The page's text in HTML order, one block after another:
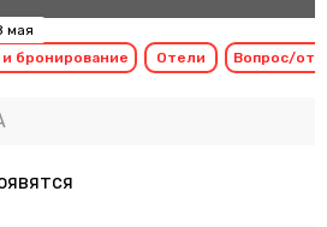
мая
бронирование Отели Вопрос/